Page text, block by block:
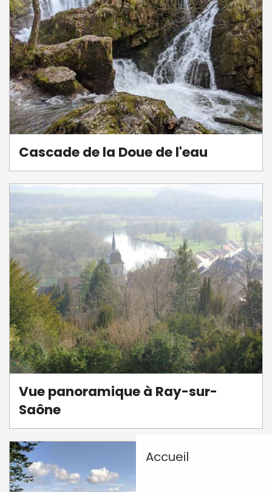
Accueil
Cascade de la Doue de l'eau
Vue panoramique à Ray-sur-
Saône